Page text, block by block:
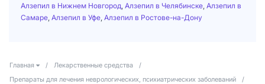
Алзепил в Нижнем Новгород Алзепил в Челябинске Алзепил в
Самаре Алзепил в Уфе Алзепил в Ростове-на-Дону
Главная / Лекарственные средства
/
Препараты для лечения неврологических, психиатрических заболеваний
/